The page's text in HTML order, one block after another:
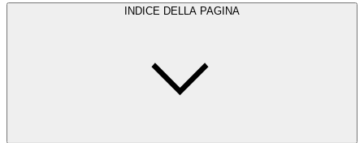
INDICE DELLA PAGINA